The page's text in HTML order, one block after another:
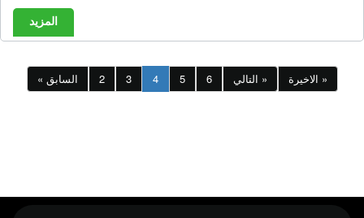
المزيد
« السابق 2 3 4 5 6 التالي » الاخيرة »